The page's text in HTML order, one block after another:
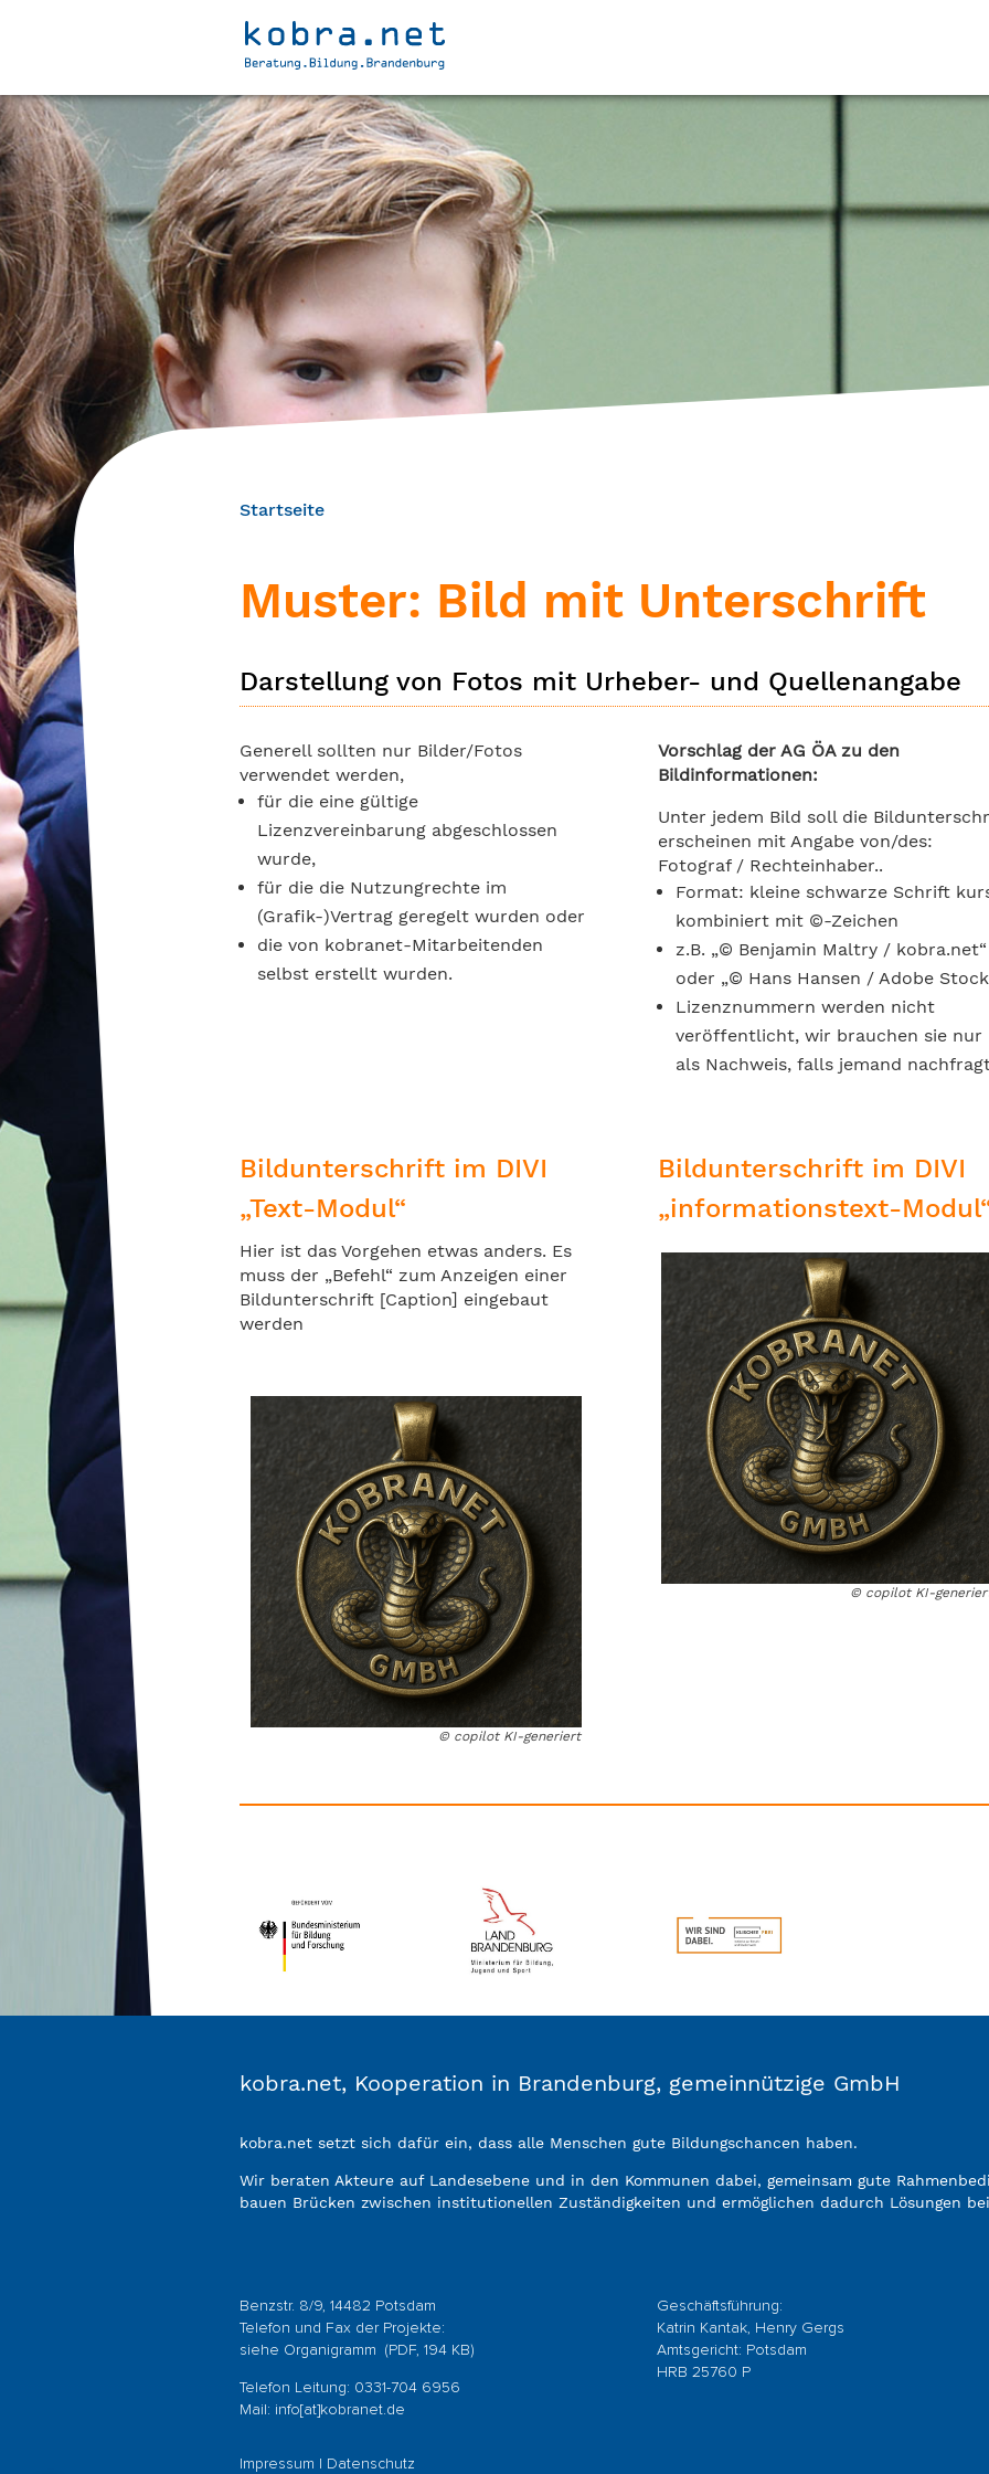
Startseite
Muster: Bild mit Unterschrift
Darstellung von Fotos mit Urheber- und Quellenangabe
Generell sollten nur Bilder/Fotos
verwendet werden,
für die eine gültige
Lizenzvereinbarung abgeschlossen
wurde,
für die die Nutzungrechte im
(Grafik-)Vertrag geregelt wurden oder
die von kobranet-Mitarbeitenden
selbst erstellt wurden.
Vorschlag der AG ÖA zu den
Bildinformationen:
Unter jedem Bild soll die
erscheinen mit Angabe von/des:
Fotograf / Rechteinhaber..
Format: kleine schwarze Schrift
kombiniert mit ©-Zeichen
z.B. „© Benjamin Maltry / kobra.net“
oder „© Hans Hansen / Adobe
Lizenznummern werden nicht
veröffentlicht, wir brauchen sie nur
als Nachweis, falls jemand
Bildunterschrift im DIVI
„Text-Modul“
Hier ist das Vorgehen etwas anders. Es
muss der „Befehl“ zum Anzeigen einer
Bildunterschrift [Caption] eingebaut
werden
© copilot KI-generiert
Bildunterschrift im DIVI
„informationstext-
© copilot KI-
kobra.net, Kooperation in Brandenburg, gemeinnützige GmbH
kobra.net setzt sich dafür ein, dass alle Menschen gute Bildungschancen haben.
Wir beraten Akteure auf Landesebene und in den Kommunen dabei, gemeinsam gute
bauen Brücken zwischen institutionellen Zuständigkeiten und ermöglichen dadurch Lösungen
Benzstr. 8/9, 14482 Potsdam
Telefon und Fax der Projekte:
siehe Organigramm (PDF, 194 KB)
Telefon Leitung: 0331-704 6956
Mail: info[at]kobranet.de
Impressum Datenschutz
Geschäftsführung:
Katrin Kantak, Henry Gergs
Amtsgericht: Potsdam
HRB 25760 P